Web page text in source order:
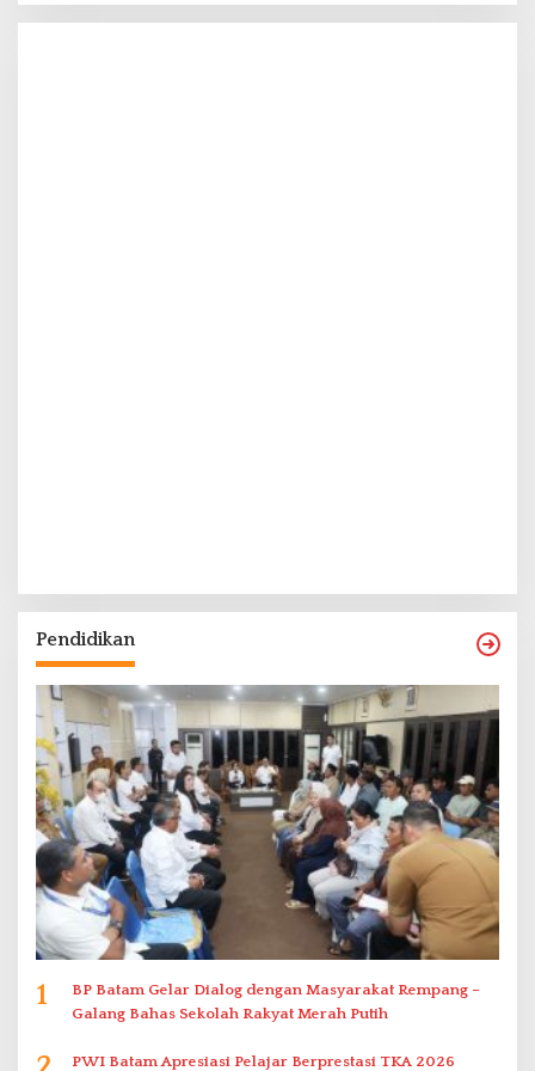
Pendidikan
1
BP Batam Gelar Dialog dengan Masyarakat Rempang –
Galang Bahas Sekolah Rakyat Merah Putih
PWI Batam Apresiasi Pelajar Berprestasi TKA 2026